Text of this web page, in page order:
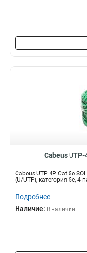
Cabeus UTP-
Cabeus UTP-4P-Cat.5e-
(U/UTP), категория 5e, 4
Подробнее
Наличие: В наличии